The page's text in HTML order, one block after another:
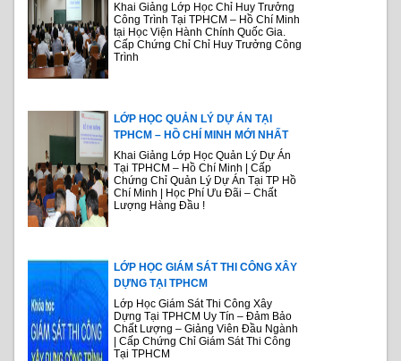
Khai Giảng Lớp Học Chỉ Huy Trưởng
Công Trình Tại TPHCM – Hồ Chí Minh
tại Học Viện Hành Chính Quốc Gia.
Cấp Chứng Chỉ Chỉ Huy Trưởng Công
Trình
LỚP HỌC QUẢN LÝ DỰ ÁN TẠI
TPHCM – HỒ CHÍ MINH MỚI NHẤT
Khai Giảng Lớp Học Quản Lý Dự Án
Tại TPHCM – Hồ Chí Minh | Cấp
Chứng Chỉ Quản Lý Dự Án Tại TP Hồ
Chí Minh | Học Phí Ưu Đãi – Chất
Lượng Hàng Đầu !
LỚP HỌC GIÁM SÁT THI CÔNG XÂY
DỰNG TẠI TPHCM
Lớp Học Giám Sát Thi Công Xây
Dựng Tại TPHCM Uy Tín – Đảm Bảo
Chất Lượng – Giảng Viên Đầu Ngành
| Cấp Chứng Chỉ Giám Sát Thi Công
Tại TPHCM